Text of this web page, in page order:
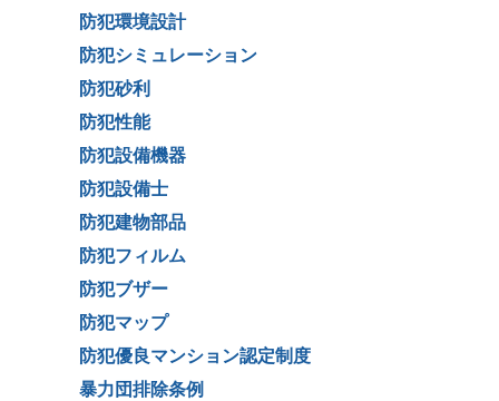
防犯環境設計
防犯シミュレーション
防犯砂利
防犯性能
防犯設備機器
防犯設備士
防犯建物部品
防犯フィルム
防犯ブザー
防犯マップ
防犯優良マンション認定制度
暴力団排除条例